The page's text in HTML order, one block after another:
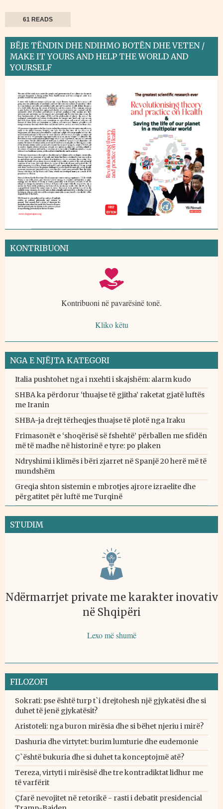
61 READS
BËJE TËNDIN DHE NDIHMO BOTËN DHE VETEN /
MAKE IT YOURS AND HELP THE WORLD AND
YOURSELF
KONTRIBUONI
Kontribuoni në pavarësinë tonë.
Kliko këtu
NGA E NJËJTA KATEGORI
Italia pushtohet nga i nxehti i skajshëm: alarm kudo
SHBA ka përdorur ‘thuajse të gjitha’ raketat gjatë luftës
me Iranin
SHBA-ja drejt tërheqjes thuajse të plotë nga Iraku
Frimasonët e ‘shoqërisë së fshehtë’ përballen me sfidën
më të madhe në historinë e tyre: po plaken
Ndryshimi i klimës i bëri zjarret në Spanjë 20 herë më të
mundshëm
Greqia shton sistemin e mbrotjes ajrore izraelite dhe
përgatitet për luftë me Turqinë
STUDIM
Ndërmarrjet private me karakter inovativ
në Shqipëri
Lexo më shumë
FILOZOFI
Sokrati: pse është turp t`i drejtohesh një gjykatësi dhe si
duhet të jenë gjykatësit?
Aristoteli: nga buron mirësia dhe si bëhet njeriu i mirë?
Dashuria dhe virtytet: burim lumturie dhe eudemonie
Ç`është bukuria dhe si duhet ta konceptojmë atë?
Tereza, virtyti i mirësisë dhe tre kontradiktat lidhur me
të varfërit
Çfarë nevojitet në retorikë - rasti i debatit presidencial